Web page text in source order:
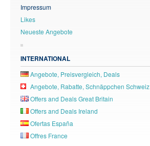
Impressum
Likes
Neueste Angebote
INTERNATIONAL
Angebote, Preisvergleich, Deals
Angebote, Rabatte, Schnäppchen Schweiz
Offers and Deals Great Britain
Offers and Deals Ireland
Ofertas España
Offres France